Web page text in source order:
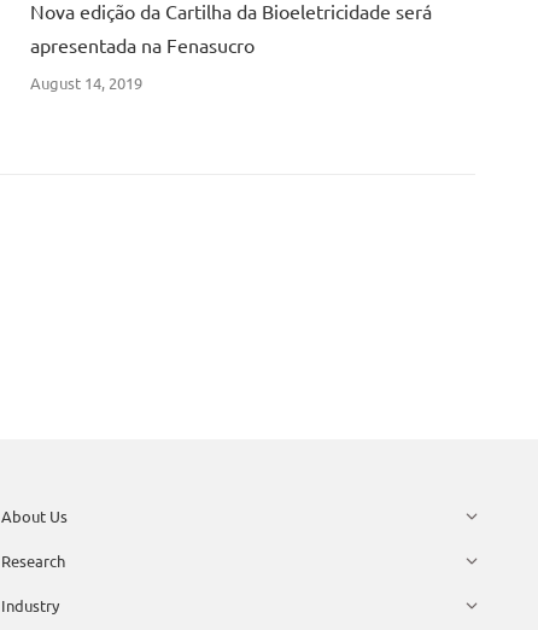
Nova edição da Cartilha da Bioeletricidade será
apresentada na Fenasucro
August 14, 2019
About Us
Research
Industry